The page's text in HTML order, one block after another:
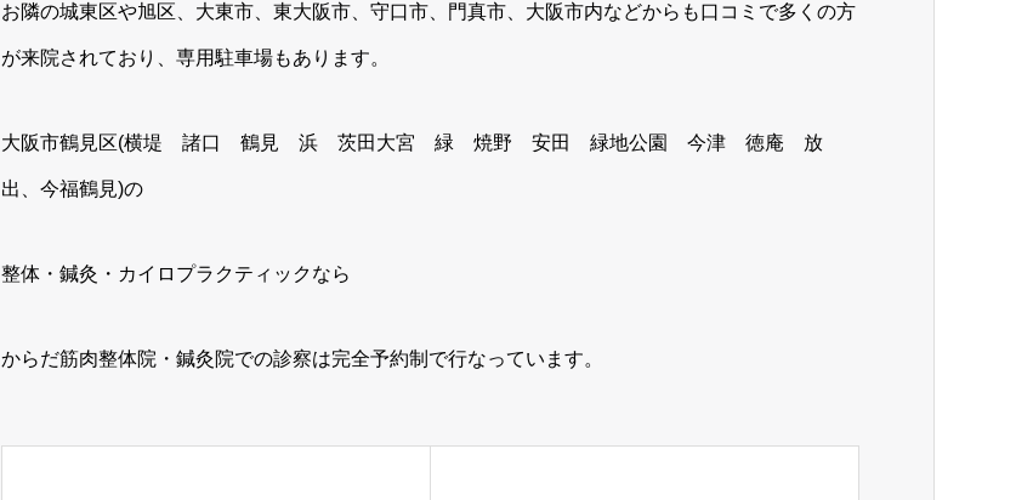
お隣の城東区や旭区、大東市、東大阪市、守口市、門真市、大阪市内などからも口コミで多くの方
が来院されており、専用駐車場もあります。
大阪市鶴見区(横堤 諸口 鶴見 浜 茨田大宮 緑 焼野 安田 緑地公園 今津 徳庵 放
出、今福鶴見)の
整体・鍼灸・カイロプラクティックなら
からだ筋肉整体院・鍼灸院での診察は完全予約制で行なっています。